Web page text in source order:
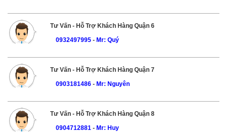
Tư Vấn - Hỗ Trợ Khách Hàng Quận 6
0932497995- Mr: Quý
Tư Vấn - Hỗ Trợ Khách Hàng Quận 7
0903181486- Mr: Nguyên
Tư Vấn - Hỗ Trợ Khách Hàng Quận 8
0904712881- Mr: Huy